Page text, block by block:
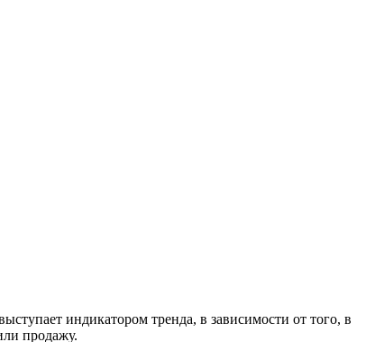
индикатором тренда, в зависимости от того, в
продажу.